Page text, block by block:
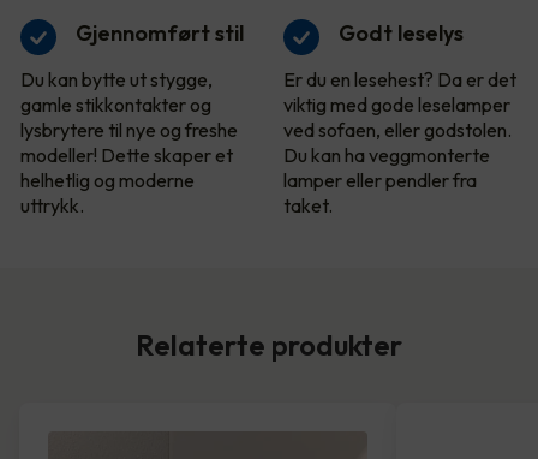
Gjennomført stil
Du kan bytte ut stygge,
gamle stikkontakter og
lysbrytere til nye og freshe
modeller! Dette skaper et
helhetlig og moderne
uttrykk.
Godt leselys
Er du en lesehest? Da er det
viktig med gode leselamper
ved sofaen, eller godstolen.
Du kan ha veggmonterte
lamper eller pendler fra
taket.
Relaterte produkter